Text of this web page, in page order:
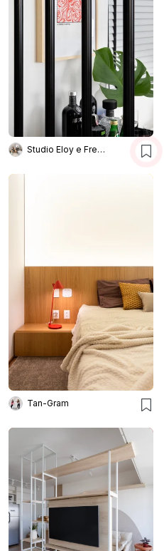
Studio Eloy e Freitas Arquitetura
Tan-Gram